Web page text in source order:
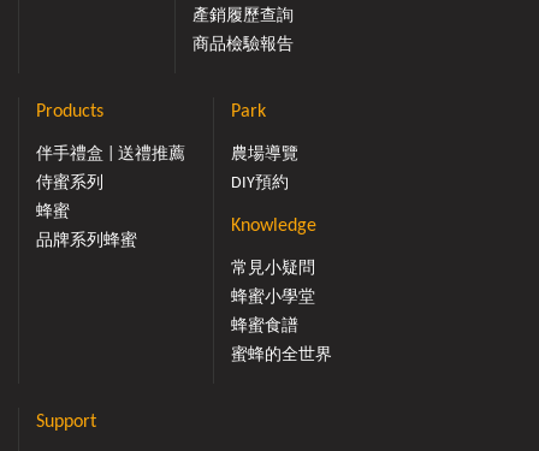
產銷履歷查詢
商品檢驗報告
Products
伴手禮盒 | 送禮推薦
侍蜜系列
蜂蜜
品牌系列蜂蜜
Park
農場導覽
DIY預約
Knowledge
常見小疑問
蜂蜜小學堂
蜂蜜食譜
蜜蜂的全世界
Support